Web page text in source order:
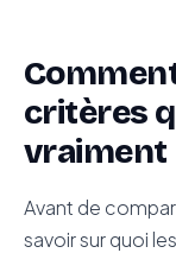
critères
vraiment
Avant de
savoir sur quoi